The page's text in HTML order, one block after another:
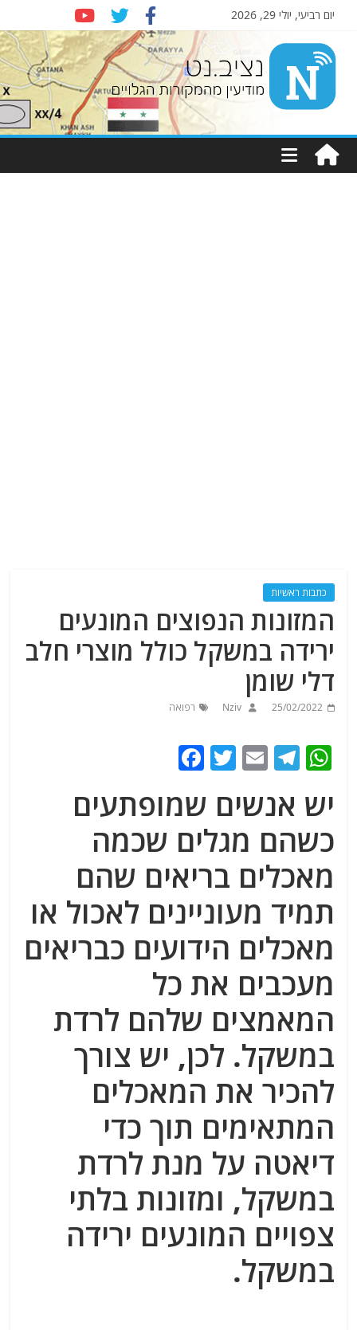
יום רביעי, יולי 29, 2026
Nziv.net
מודיעין
מהמקורות
כתבות ראשיות
המזונות הנפוצים המונעים
ירידה במשקל כולל מוצרי חלב
דלי שומן
25/02/2022
Nziv רפואה
W
at
s
A
p
p
T
e
g
ra
m
E
ai
l
T
itt
er
c
e
b
o
o
k
יש אנשים שמופתעים
כשהם מגלים שכמה
מאכלים בריאים שהם
תמיד מעוניינים לאכול או
מאכלים הידועים כבריאים
מעכבים את כל
המאמצים שלהם לרדת
במשקל. לכן, יש צורך
להכיר את המאכלים
המתאימים תוך כדי
דיאטה על מנת לרדת
במשקל, ומזונות בלתי
צפויים המונעים ירידה
במשקל.